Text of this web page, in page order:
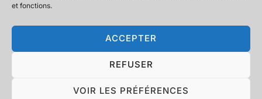
et fonctions.
ACCEPTER
REFUSER
VOIR LES PRÉFÉRENCES
– Imprimante UV
Nos autres activités